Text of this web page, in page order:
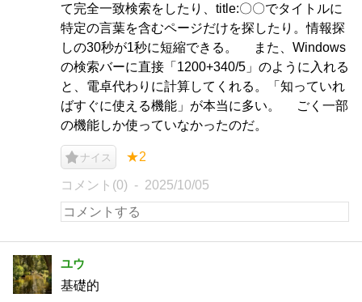
て完全一致検索をしたり、title:〇〇でタイトルに
特定の言葉を含むページだけを探したり。情報探
しの30秒が1秒に短縮できる。 また、Windows
の検索バーに直接「1200+340/5」のように入れる
と、電卓代わりに計算してくれる。「知っていれ
ばすぐに使える機能」が本当に多い。 ごく一部
の機能しか使っていなかったのだ。
ナイス ★2
コメント(0) 2025/10/05
ユウ
基礎的